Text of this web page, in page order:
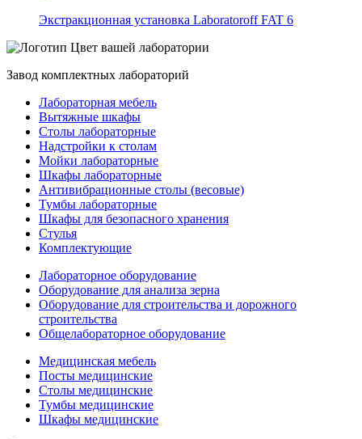
Экстракционная установка Laboratoroff FAT 6
Цвет вашей лаборатории
Завод комплектных лабораторий
Лабораторная мебель
Вытяжные шкафы
Столы лабораторные
Надстройки к столам
Мойки лабораторные
Шкафы лабораторные
Антивибрационные столы (весовые)
Тумбы лабораторные
Шкафы для безопасного хранения
Стулья
Комплектующие
Лабораторное оборудование
Оборудование для анализа зерна
Оборудование для строительства и дорожного
строительства
Общелабораторное оборудование
Медицинская мебель
Посты медицинские
Столы медицинские
Тумбы медицинские
Шкафы медицинские